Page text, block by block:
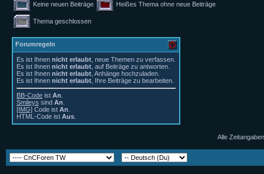
Keine neuen Beiträge Heißes Thema ohne neue Beiträge
Thema geschlossen
Forumregeln
Es ist Ihnen nicht erlaubt , neue Themen zu verfassen.
Es ist Ihnen nicht erlaubt , auf Beiträge zu antworten.
Es ist Ihnen nicht erlaubt , Anhänge hochzuladen.
Es ist Ihnen nicht erlaubt , Ihre Beiträge zu bearbeiten.
BB-Code ist An
Smileys sind An
[IMG] Code ist An
HTML-Code ist Aus
Alle